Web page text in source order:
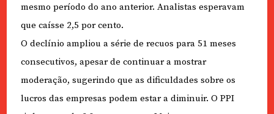
mesmo período do ano anterior. Analistas esperavam
que caísse 2,5 por cento.
O declínio ampliou a série de recuos para 51 meses
consecutivos, apesar de continuar a mostrar
moderação, sugerindo que as dificuldades sobre os
lucros das empresas podem estar a diminuir. O PPI